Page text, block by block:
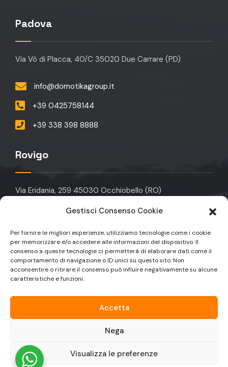
Gestisci Consenso Cookie
Per fornire le migliori esperienze, utilizziamo tecnologie come i cookie
per memorizzare e/o accedere alle informazioni del dispositivo. Il
consenso a queste tecnologie ci permetterà di elaborare dati come il
comportamento di navigazione o ID unici su questo sito. Non
acconsentire o ritirare il consenso può influire negativamente su alcune
caratteristiche e funzioni.
Accetta
Nega
Visualizza le preferenze
Padova
Via Vò di Placca, 40/C 35020 Due Carrare (PD)
info@domotikagroup.it
+39 0425758144
+39 338 398 8888
Rovigo
Via Eridania, 259 45030 Occhiobello (RO)
+39 049 912 6323
+39 049 9129590
IT04233500281